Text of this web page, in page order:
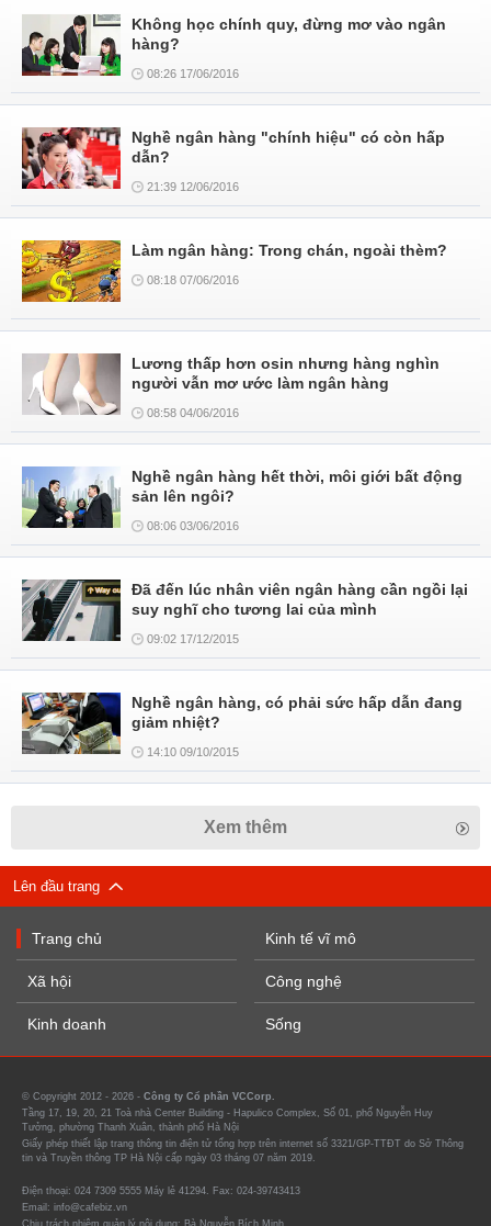
Không học chính quy, đừng mơ vào ngân
hàng?
08:26 17/06/2016
Nghề ngân hàng "chính hiệu" có còn hấp
dẫn?
21:39 12/06/2016
Làm ngân hàng: Trong chán, ngoài thèm?
08:18 07/06/2016
Lương thấp hơn osin nhưng hàng nghìn
người vẫn mơ ước làm ngân hàng
08:58 04/06/2016
Nghề ngân hàng hết thời, môi giới bất động
sản lên ngôi?
08:06 03/06/2016
Đã đến lúc nhân viên ngân hàng cần ngồi lại
suy nghĩ cho tương lai của mình
09:02 17/12/2015
Nghề ngân hàng, có phải sức hấp dẫn đang
giảm nhiệt?
14:10 09/10/2015
Xem thêm
Lên đầu trang
Trang chủ
Xã hội
Kinh doanh
Kinh tế vĩ mô
Công nghệ
Sống
© Copyright 2012 - 2026 - Công ty Cổ phần VCCorp.
Tầng 17, 19, 20, 21 Toà nhà Center Building - Hapulico Complex, Số 01, phố Nguyễn Huy
Tưởng, phường Thanh Xuân, thành phố Hà Nội
Giấy phép thiết lập trang thông tin điện tử tổng hợp trên internet số 3321/GP-TTĐT do Sở Thông
tin và Truyền thông TP Hà Nội cấp ngày 03 tháng 07 năm 2019.
Điện thoại: 024 7309 5555 Máy lẻ 41294. Fax: 024-39743413
Email: info@cafebiz.vn
Chịu trách nhiệm quản lý nội dung: Bà Nguyễn Bích Minh